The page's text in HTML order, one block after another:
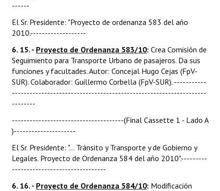
------
El Sr. Presidente: "Proyecto de ordenanza 583 del año
2010.-------------------
6. 15. - Proyecto de Ordenanza 583/10: Crea Comisión de
Seguimiento para Transporte Urbano de pasajeros. Da sus
funciones y facultades. Autor: Concejal Hugo Cejas (FpV-
SUR). Colaborador: Guillermo Corbella (FpV-SUR). -----------
------------------------------------------------------------------
--------
--------------------------------------(Final Cassette 1 - Lado A
)---------------------
El Sr. Presidente: "... Tránsito y Transporte y de Gobierno y
Legales. Proyecto de Ordenanza 584 del año 2010".---------
--------------------------------
6. 16. - Proyecto de Ordenanza 584/10: Modificación